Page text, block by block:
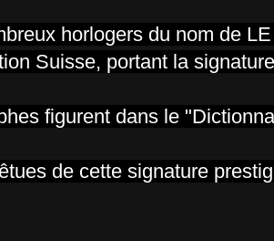
horlogers du nom de
Suisse, portant la
figurent dans le
de cette signature